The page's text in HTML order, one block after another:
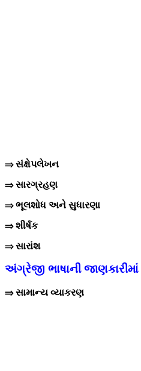
⇒ સંક્ષેપલેખન
⇒ સારગ્રહણ
⇒ ભૂલશોધ અને સુધારણા
⇒ શીર્ષક
⇒ સારાંશ
અંગ્રેજી ભાષાની જાણકારીમાં
⇒ સામાન્ય વ્યાકરણ